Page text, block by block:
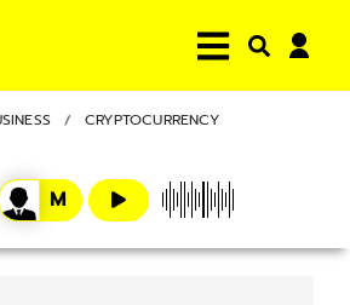
CRYPTOCURRENCY